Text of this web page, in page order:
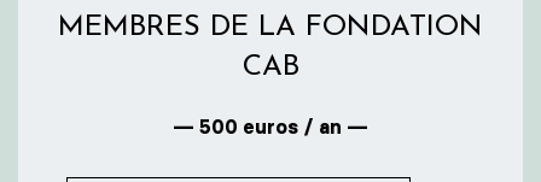
MEMBRES DE LA FONDATION
CAB
— 500 euros / an —